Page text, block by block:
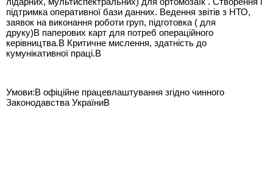
підтримка оперативної бази данних. Ведення звітів з НТО,
заявок на виконання роботи груп, підготовка ( для
друку)В паперових карт для потреб операційного
керівництва.В Критичне мислення, здатність до
кумунікативної праці.В
Умови:В офіційне працевлаштування згідно чинного
Законодавства УкраїниВ